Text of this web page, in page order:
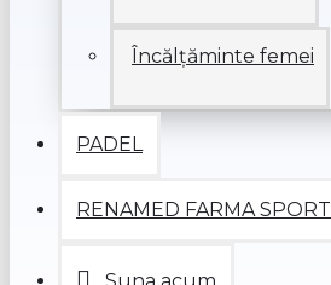
Încălțăminte femei
PADEL
RENAMED FARMA SPORT